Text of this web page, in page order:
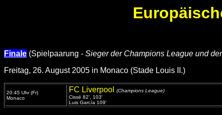
Finale (Spielpaarung - Sieger der Champions League und
Freitag, 26. August 2005 in Monaco (Stade Louis II.)
20:45 Uhr (Fr)
Monaco
FC Liverpool
(Champions League)
Cissé 82', 103'
Luis García 109'